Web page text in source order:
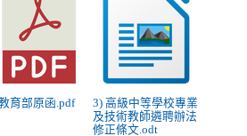
育部原函.pdf
3) 高級中等學校專業
及技術教師遴聘辦法
修正條文.odt